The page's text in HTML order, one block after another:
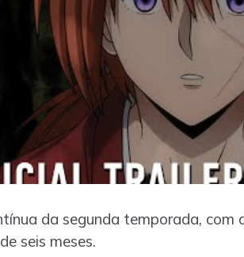
da segunda temporada, com
seis meses.